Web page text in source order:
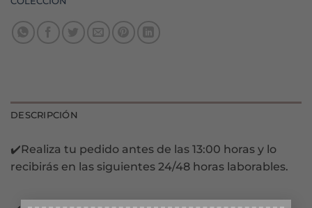
DESCRIPCIÓN
✔️Realiza tu pedido antes de las 13:00 horas y lo
recibirás en las siguientes 24/48 horas laborables.